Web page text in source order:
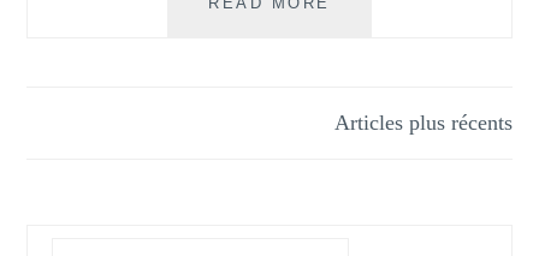
Articles plus récents